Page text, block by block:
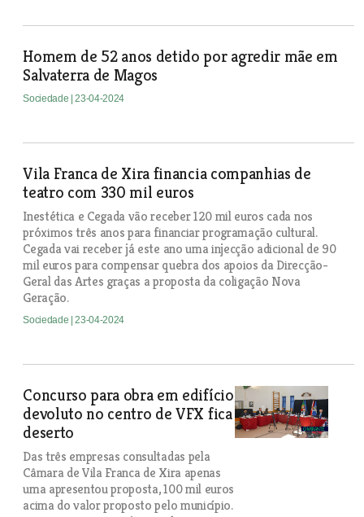
Homem de 52 anos detido por agredir mãe em
Salvaterra de Magos
Sociedade | 23-04-2024
Vila Franca de Xira financia companhias de
teatro com 330 mil euros
Inestética e Cegada vão receber 120 mil euros cada nos
próximos três anos para financiar programação cultural.
Cegada vai receber já este ano uma injecção adicional de 90
mil euros para compensar quebra dos apoios da Direcção-
Geral das Artes graças a proposta da coligação Nova
Geração.
Sociedade | 23-04-2024
Concurso para obra em edifício
devoluto no centro de VFX fica
deserto
Das três empresas consultadas pela
Câmara de Vila Franca de Xira apenas
uma apresentou proposta, 100 mil euros
acima do valor proposto pelo município.